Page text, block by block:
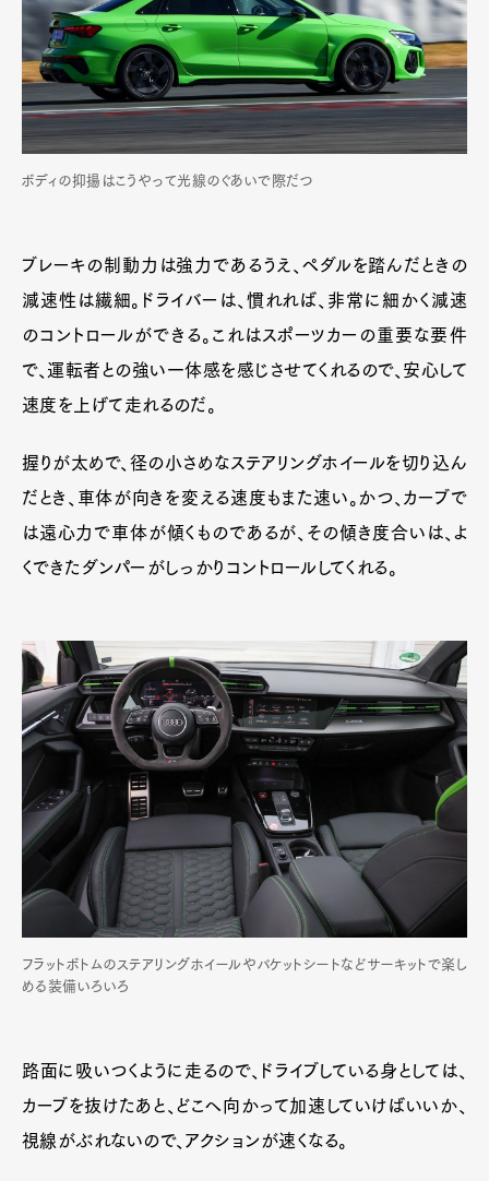
ProductCulture Lifestyle
ボディの抑揚はこうやって光線のぐあいで際だつ
ブレーキの制動力は強力であるうえ、ペダルを踏んだときの
減速性は繊細。ドライバーは、慣れれば、非常に細かく減速
のコントロールができる。これはスポーツカーの重要な要件
で、運転者との強い一体感を感じさせてくれるので、安心して
速度を上げて走れるのだ。
握りが太めで、径の小さめなステアリングホイールを切り込ん
だとき、車体が向きを変える速度もまた速い。かつ、カーブで
は遠心力で車体が傾くものであるが、その傾き度合いは、よ
くできたダンパーがしっかりコントロールしてくれる。
フラットボトムのステアリングホイールやバケットシートなどサーキットで楽し
める装備いろいろ
路面に吸いつくように走るので、ドライブしている身としては、
カーブを抜けたあと、どこへ向かって加速していけばいいか、
視線がぶれないので、アクションが速くなる。